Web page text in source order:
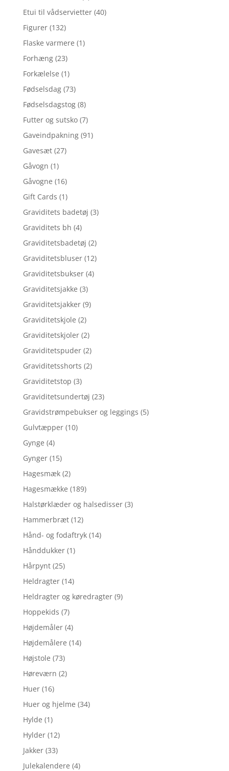
Etui til vådservietter (40)
Figurer (132)
Flaske varmere (1)
Forhæng (23)
Forkælelse (1)
Fødselsdag (73)
Fødselsdagstog (8)
Futter og sutsko (7)
Gaveindpakning (91)
Gavesæt (27)
Gåvogn (1)
Gåvogne (16)
Gift Cards (1)
Graviditets badetøj (3)
Graviditets bh (4)
Graviditetsbadetøj (2)
Graviditetsbluser (12)
Graviditetsbukser (4)
Graviditetsjakke (3)
Graviditetsjakker (9)
Graviditetskjole (2)
Graviditetskjoler (2)
Graviditetspuder (2)
Graviditetsshorts (2)
Graviditetstop (3)
Graviditetsundertøj (23)
Gravidstrømpebukser og leggings (5)
Gulvtæpper (10)
Gynge (4)
Gynger (15)
Hagesmæk (2)
Hagesmække (189)
Halstørklæder og halsedisser (3)
Hammerbræt (12)
Hånd- og fodaftryk (14)
Hånddukker (1)
Hårpynt (25)
Heldragter (14)
Heldragter og køredragter (9)
Hoppekids (7)
Højdemåler (4)
Højdemålere (14)
Højstole (73)
Høreværn (2)
Huer (16)
Huer og hjelme (34)
Hylde (1)
Hylder (12)
Jakker (33)
Julekalendere (4)